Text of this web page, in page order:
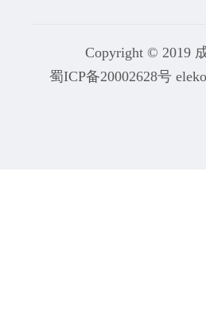
Copyright © 2019
蜀ICP备20002628号